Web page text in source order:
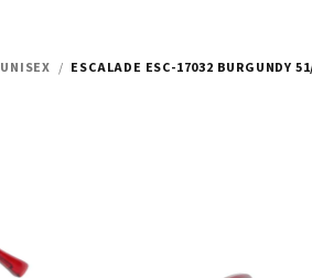
UNISEX / ESCALADE ESC-17032 BURGUNDY